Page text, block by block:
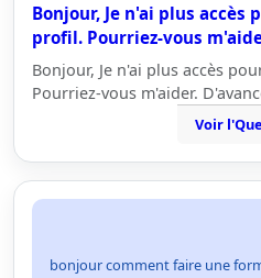
Bonjour, Je n'ai plus accès
profil. Pourriez-vous
Bonjour, Je n'ai plus accès
Pourriez-vous m'aider.
Voir
bonjour comment faire une